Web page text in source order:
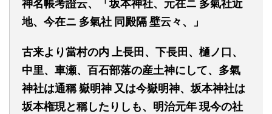
神名帳考證云、 「坂本神社、元在ニ 多氣社近
地、今在ニ 多氣社 同殿隔壁云々、 」
古来より當村の内 上長田、下長田、樋 ノ 口、
中里、車瀬、百石部落の産土神にして、多氣
神社は通稱嶽明神 又は今嶽明神、坂本神社は
坂本権現と稱したりしも、明治元年現今の社